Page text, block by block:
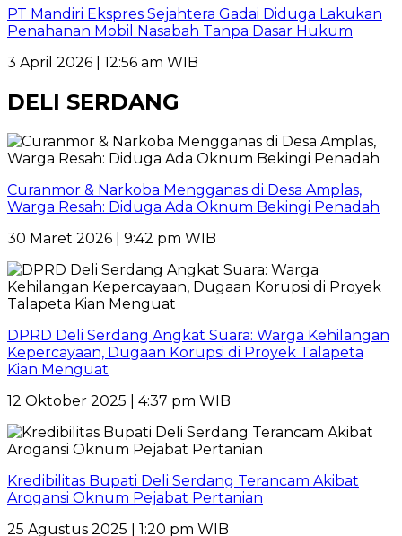
PT Mandiri Ekspres Sejahtera Gadai Diduga Lakukan
Penahanan Mobil Nasabah Tanpa Dasar Hukum
3 April 2026 | 12:56 am WIB
DELI SERDANG
Curanmor & Narkoba Mengganas di Desa Amplas,
Warga Resah: Diduga Ada Oknum Bekingi Penadah
30 Maret 2026 | 9:42 pm WIB
DPRD Deli Serdang Angkat Suara: Warga Kehilangan
Kepercayaan, Dugaan Korupsi di Proyek Talapeta
Kian Menguat
12 Oktober 2025 | 4:37 pm WIB
Kredibilitas Bupati Deli Serdang Terancam Akibat
Arogansi Oknum Pejabat Pertanian
25 Agustus 2025 | 1:20 pm WIB